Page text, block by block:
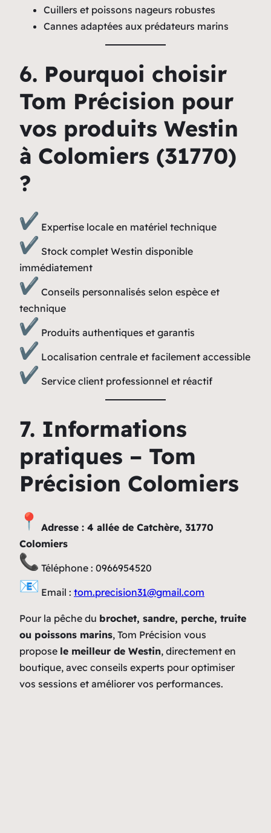
Cuillers et poissons nageurs robustes
Cannes adaptées aux prédateurs marins
6. Pourquoi choisir
Tom Précision pour
vos produits Westin
à Colomiers (31770)
?
Expertise locale en matériel technique
Stock complet Westin disponible
immédiatement
Conseils personnalisés selon espèce et
technique
Produits authentiques et garantis
Localisation centrale et facilement accessible
Service client professionnel et réactif
7. Informations
pratiques – Tom
Précision Colomiers
Adresse : 4 allée de Catchère, 31770
Colomiers
Téléphone : 0966954520
Email : tom.precision31@gmail.com
Pour la pêche du brochet, sandre, perche, truite
ou poissons marins, Tom Précision vous
propose le meilleur de Westin, directement en
boutique, avec conseils experts pour optimiser
vos sessions et améliorer vos performances.